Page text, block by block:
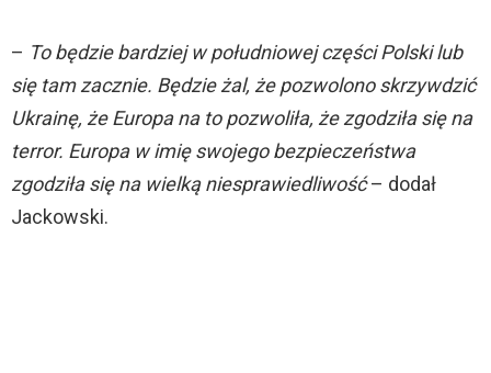
– To będzie bardziej w południowej części Polski lub
się tam zacznie. Będzie żal, że pozwolono skrzywdzić
Ukrainę, że Europa na to pozwoliła, że zgodziła się na
terror. Europa w imię swojego bezpieczeństwa
zgodziła się na wielką niesprawiedliwość– dodał
Jackowski.